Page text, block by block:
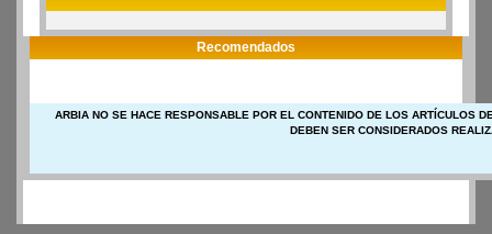
Recomendados
ARBIA NO SE HACE RESPONSABLE POR EL CONTENIDO DE LOS ARTÍCULOS
DEBEN SER CONSIDERADOS